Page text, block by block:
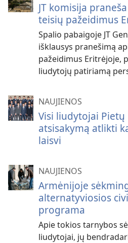
JT komisija
teisių pažeidimus
Spalio pabaigoje JT
išklausys pranešimą
pažeidimus Eritrėjoje,
liudytojų patiriamą
NAUJIENOS
Visi liudytojai
atsisakymą atlikti
laisvi
NAUJIENOS
Armėnijoje
alternatyviosios
programa
Apie tokios tarnybos
liudytojai, jų